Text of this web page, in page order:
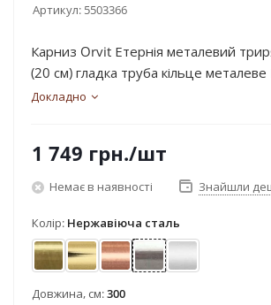
Артикул: 5503366
Карниз Orvit Етернія металевий
(20 см) гладка труба кільце
Докладно
1 749 грн./шт
Немає в наявності Знайшли
Колір: Нержавіюча сталь
АнтикЗолотоМідьНержавіюча сталь
Сатин
Довжина, см:300